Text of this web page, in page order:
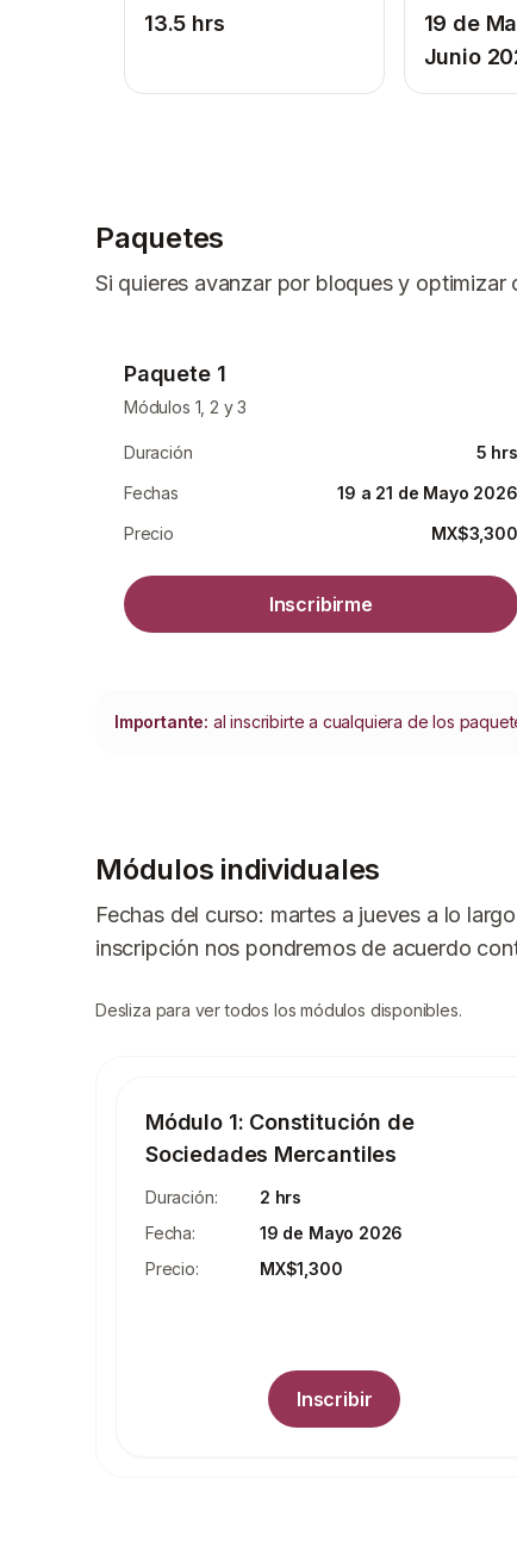
13.5 hrs
19 de
Junio
Paquetes
Si quieres avanzar por bloques y
Paquete 1
Módulos 1, 2 y 3
Duración
5 hrs
Fechas
19 a 21 de Mayo 2026
Precio
MX$3,300
Inscribirme
Importante: al inscribirte a cualquiera de los
Módulos individuales
Fechas del curso: martes a jueves a lo
inscripción nos pondremos de acuerdo
Desliza para ver todos los módulos disponibles.
Módulo 1: Constitución de
Sociedades Mercantiles
Duración:
2 hrs
Fecha:
19 de Mayo 2026
Precio:
MX$1,300
Inscribir